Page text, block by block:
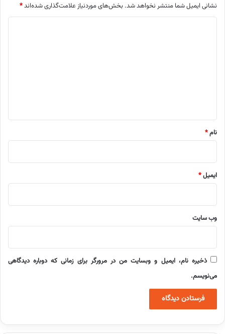
نشانی ایمیل شما منتشر نخواهد شد. بخش‌های موردنیاز علامت‌گذاری شده‌اند*
نام*
ایمیل*
وب‌ سایت
ذخیره نام، ایمیل و وبسایت من در مرورگر برای زمانی که دوباره دیدگاهی
می‌نویسم.